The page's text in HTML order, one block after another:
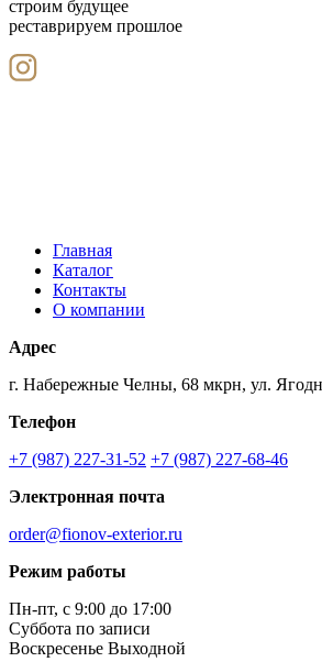
строим будущее
реставрируем прошлое
Главная
Каталог
Контакты
О компании
Адрес
г. Набережные Челны, 68 мкрн, ул.
Телефон
+7 (987) 227-31-52 +7 (987) 227-68-46
Электронная почта
order@fionov-exterior.ru
Режим работы
Пн-пт, с 9:00 до 17:00
Суббота по записи
Воскресенье Выходной